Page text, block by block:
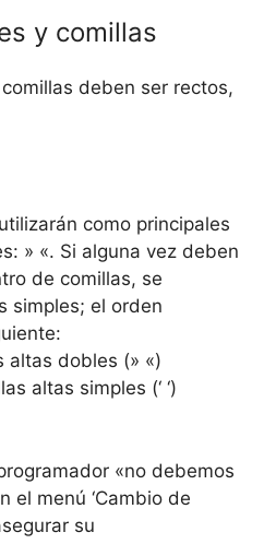
y comillas
deben ser rectos,
como principales
» «. Si alguna vez deben
de comillas, se
simples; el orden
altas dobles (» «)
altas simples (‘ ‘)
«no debemos
el menú ‘Cambio de
su